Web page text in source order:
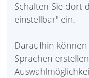
Schalten Sie dort
einstellbar" ein.
Daraufhin
Sprachen